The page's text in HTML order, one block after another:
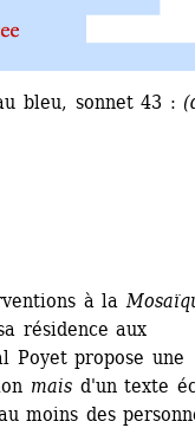
bleu, sonnet 43 :
à la
résidence aux
Poyet propose une
mais d'un texte
moins des